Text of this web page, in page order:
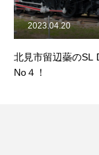
北見市留辺蘂のSL
No４！
2023.04.20